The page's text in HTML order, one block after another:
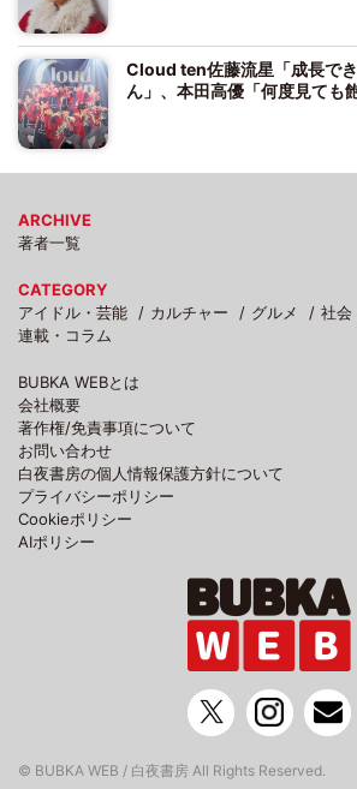
Cloud ten佐藤流星「成長で
ん」、本田高優「何度見ても
ARCHIVE
著者一覧
CATEGORY
アイドル・芸能
カルチャー グルメ 社会
連載・コラム
BUBKA WEBとは
会社概要
著作権/免責事項について
お問い合わせ
白夜書房の個人情報保護方針について
プライバシーポリシー
Cookieポリシー
AIポリシー
© BUBKA WEB / 白夜書房 All Rights Reserved.